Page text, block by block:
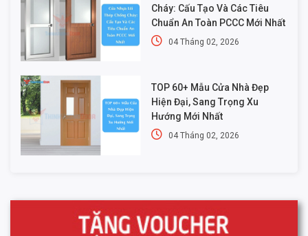
Cháy: Cấu Tạo Và Các Tiêu
Chuẩn An Toàn PCCC Mới Nhất
04 Tháng 02, 2026
TOP 60+ Mẫu Cửa Nhà Đẹp
Hiện Đại, Sang Trọng Xu
Hướng Mới Nhất
04 Tháng 02, 2026